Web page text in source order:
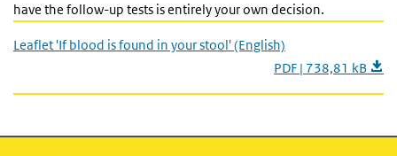
have the follow-up tests is entirely your own decision.
Leaflet 'If blood is found in your stool' (English)
PDF | 738,81 kB